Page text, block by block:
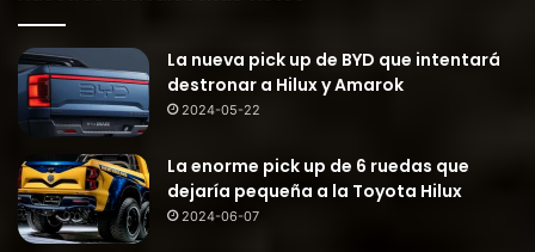
La nueva pick up de BYD que intentará
destronar a Hilux y Amarok
2024-05-22
La enorme pick up de 6 ruedas que
dejaría pequeña a la Toyota Hilux
2024-06-07